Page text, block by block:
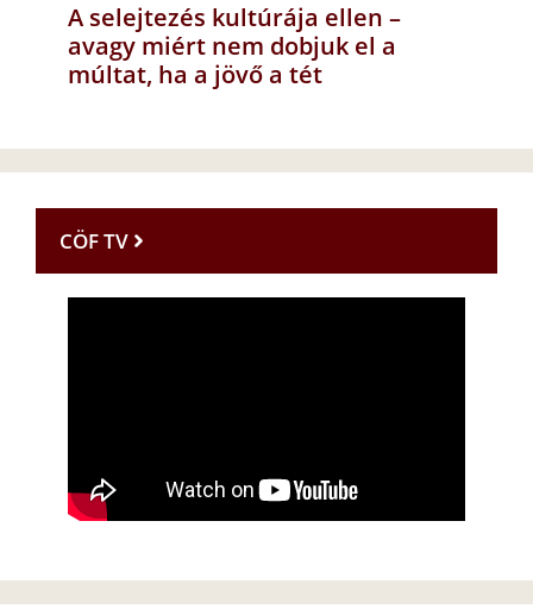
A selejtezés kultúrája ellen –
avagy miért nem dobjuk el a
múltat, ha a jövő a tét
CÖF TV